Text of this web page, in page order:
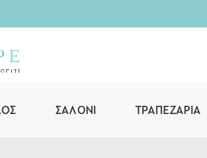
ΣΑΛΌΝΙ ΤΡΑΠΕΖΑΡΊΑ